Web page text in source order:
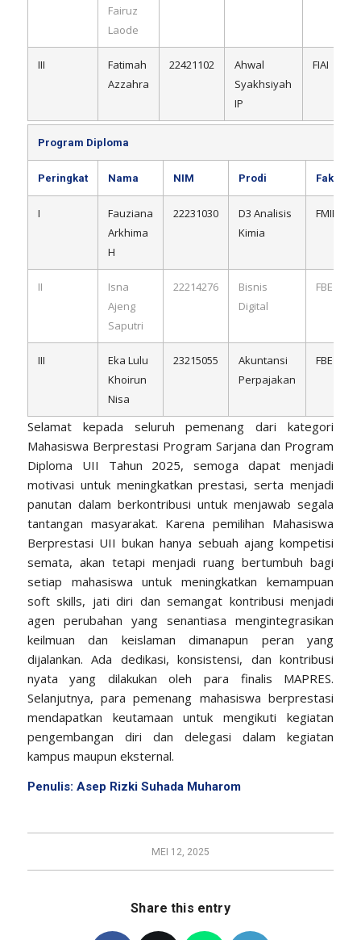
Fairuz
Laode
III
Fatimah
Azzahra
22421102
Ahwal
Syakhsiyah
IP
FIAI
Program Diploma
Peringkat Nama NIM Prodi Fakultas
I
Fauziana
Arkhima
H
22231030
D3 Analisis
Kimia
FMIPA
II
Isna
Ajeng
Saputri
22214276
Bisnis
Digital
FBE
III
Eka Lulu
Khoirun
Nisa
23215055
Akuntansi
Perpajakan
FBE
Selamat kepada seluruh pemenang dari kategori
Mahasiswa Berprestasi Program Sarjana dan Program
Diploma UII Tahun 2025, semoga dapat menjadi
motivasi untuk meningkatkan prestasi, serta menjadi
panutan dalam berkontribusi untuk menjawab segala
tantangan masyarakat. Karena pemilihan Mahasiswa
Berprestasi UII bukan hanya sebuah ajang kompetisi
semata, akan tetapi menjadi ruang bertumbuh bagi
setiap mahasiswa untuk meningkatkan kemampuan
soft skills, jati diri dan semangat kontribusi menjadi
agen perubahan yang senantiasa mengintegrasikan
keilmuan dan keislaman dimanapun peran yang
dijalankan. Ada dedikasi, konsistensi, dan kontribusi
nyata yang dilakukan oleh para finalis MAPRES.
Selanjutnya, para pemenang mahasiswa berprestasi
mendapatkan keutamaan untuk mengikuti kegiatan
pengembangan diri dan delegasi dalam kegiatan
kampus maupun eksternal.
Penulis: Asep Rizki Suhada Muharom
MEI 12, 2025
Share this entry